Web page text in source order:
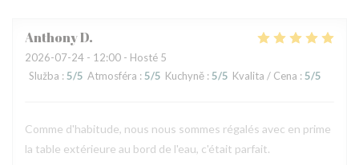
AnthonyD
2026-07-24 - 12:00 - Hosté 5
Služba : 5/5 Atmosféra : 5/5 Kuchyně : 5/5 Kvalita / Cena : 5/5
Comme d'habitude, nous nous sommes régalés avec en prime
la table extérieure au bord de l'eau, c'était parfait.